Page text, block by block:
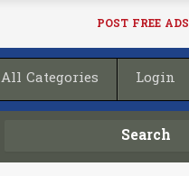
POST FREE ADS
All Categories Login
Search